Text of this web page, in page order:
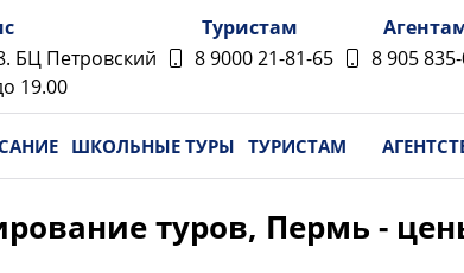
БЦ Петровский
19.00
Туристам
8 9000 21-81-65
8 905
ШКОЛЬНЫЕ ТУРЫ ТУРИСТАМ
туров, Пермь -